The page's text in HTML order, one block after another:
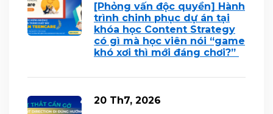
[Phỏng vấn độc quyền] Hành
trình chinh phục dự án tại
khóa học Content Strategy
có gì mà học viên nói “game
khó xơi thì mới đáng chơi?”
20 Th7, 2026